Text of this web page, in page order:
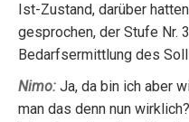
Ist-Zustand, darüber
gesprochen, der Stufe Nr.
Bedarfsermittlung des
Nimo: Ja, da bin ich aber
man das denn nun